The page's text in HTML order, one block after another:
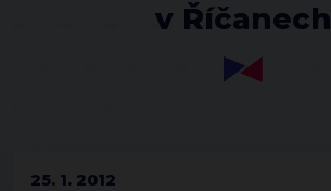
v Říčanech
25. 1. 2012